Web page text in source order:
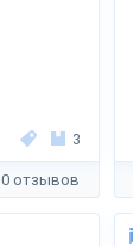
3
0 отзывов